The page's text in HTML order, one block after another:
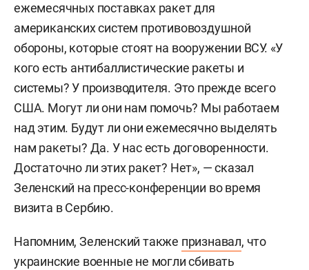
ежемесячных поставках ракет для
американских систем противовоздушной
обороны, которые стоят на вооружении ВСУ. «У
кого есть антибаллистические ракеты и
системы? У производителя. Это прежде всего
США. Могут ли они нам помочь? Мы работаем
над этим. Будут ли они ежемесячно выделять
нам ракеты? Да. У нас есть договоренности.
Достаточно ли этих ракет? Нет», — сказал
Зеленский на пресс-конференции во время
визита в Сербию.
Напомним, Зеленский также признавал, что
украинские военные не могли сбивать